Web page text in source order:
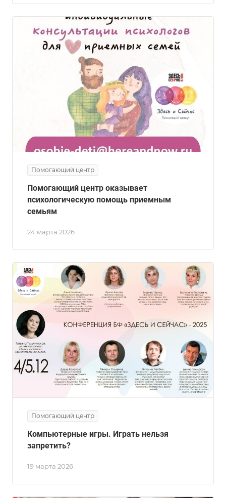
Помогающий центр
24 марта 2026
Помогающий центр оказывает
психологическую помощь приемным
семьям
Помогающий центр
19 марта 2026
Компьютерные игры. Играть нельзя
запретить?